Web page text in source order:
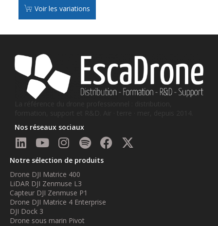
Voir les variations
La référence du drone professionnel : distribution,
formation, support et R&D. Air · terre · mer, depuis 2014.
Nos réseaux sociaux
Notre sélection de produits
Drone DJI Matrice 400
LiDAR DJI Zenmuse L3
Capteur DJI Zenmuse P1
Drone DJI Matrice 4 Enterprise
DJI Dock 3
Drone sous marin Pivot